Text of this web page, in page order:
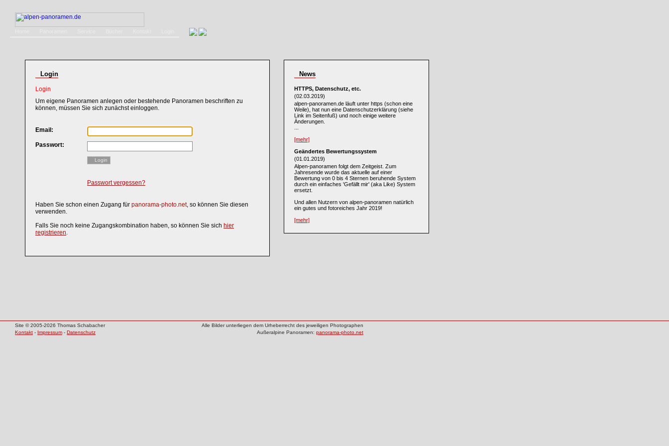
Login
Login
Um eigene Panoramen anlegen oder bestehende Panoramen beschriften zu
können, müssen Sie sich zunächst einloggen.
Email:
Passwort:
Login
Passwort vergessen?
Haben Sie schon einen Zugang für panorama-photo.net, so können Sie diesen
verwenden.
Falls Sie noch keine Zugangskombination haben, so können Sie sich hier
registrieren.
News
HTTPS, Datenschutz, etc.
(02.03.2019)
alpen-panoramen.de läuft unter https (schon eine
Weile), hat nun eine Datenschutzerklärung (siehe
Link im Seitenfuß) und noch einige weitere
Änderungen.
[mehr]
Geändertes Bewertungssystem
(01.01.2019)
Alpen-panoramen folgt dem Zeitgeist. Zum
Jahresende wurde das aktuelle auf einer
Bewertung von 0 bis 4 Sternen beruhende System
durch ein einfaches 'Gefällt mir' (aka Like) System
ersetzt.
Und allen Nutzern von alpen-panoramen natürlich
ein gutes und fotoreiches Jahr 2019!
[mehr]
Site © 2005-2026 Thomas Schabacher
Alle Bilder unterliegen dem Urheberrecht des jeweiligen Photographen
Kontakt - Impressum - Datenschutz Außeralpine Panoramen: panorama-photo.net